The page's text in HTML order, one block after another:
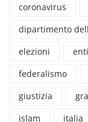
coronavirus
dipartimento
elezioni
federalismo
giustizia
islam
italia